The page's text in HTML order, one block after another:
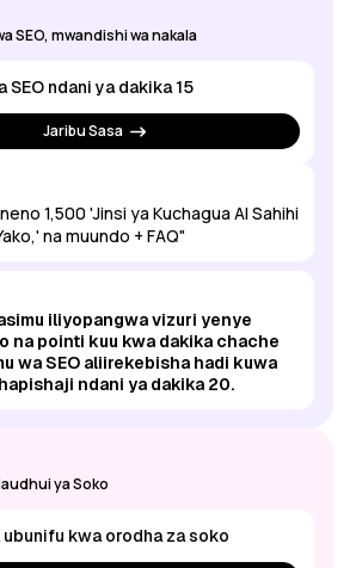
SEO, mwandishi wa nakala
SEO ndani ya dakika 15
Jaribu Sasa
1,500 'Jinsi ya Kuchagua AI Sahihi
na muundo + FAQ"
iliyopangwa vizuri yenye
na pointi kuu kwa dakika chache
wa SEO aliirekebisha hadi kuwa
ndani ya dakika 20.
ya Soko
ubunifu kwa orodha za soko